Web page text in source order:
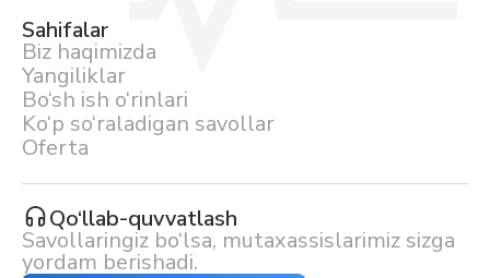
Sahifalar
Biz haqimizda
Yangiliklar
Bo‘sh ish o‘rinlari
Ko‘p so‘raladigan savollar
Oferta
Qo‘llab-quvvatlash
Savollaringiz bo‘lsa, mutaxassislarimiz sizga
yordam berishadi.